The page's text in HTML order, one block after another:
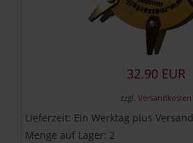
32.90 EUR
zzgl. Versandkosten
Lieferzeit: Ein Werktag plus Versand
Menge auf Lager: 2